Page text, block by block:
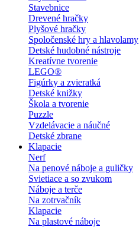
Stavebnice
Drevené hračky
Plyšové hračky
Spoločenské hry a hlavolamy
Detské hudobné nástroje
Kreatívne tvorenie
LEGO®
Figúrky a zvieratká
Detské knižky
Škola a tvorenie
Puzzle
Vzdelávacie a náučné
Detské zbrane
Klapacie
Nerf
Na penové náboje a guličky
Svietiace a so zvukom
Náboje a terče
Na zotrvačník
Klapacie
Na plastové náboje